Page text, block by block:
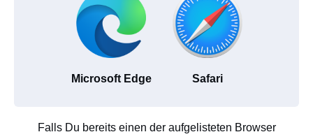
Microsoft Edge Safari
Falls Du bereits einen der aufgelisteten Browser